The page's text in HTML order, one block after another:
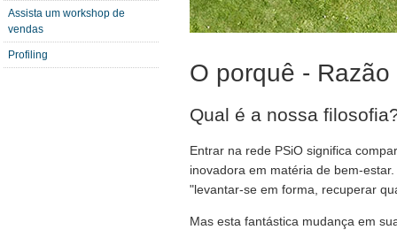
Assista um workshop de
vendas
Profiling
O porquê - Razão
Qual é a nossa
Entrar na rede PSiO significa
inovadora em matéria de bem-
"levantar-se em forma, recuperar
Mas esta fantástica mudança em